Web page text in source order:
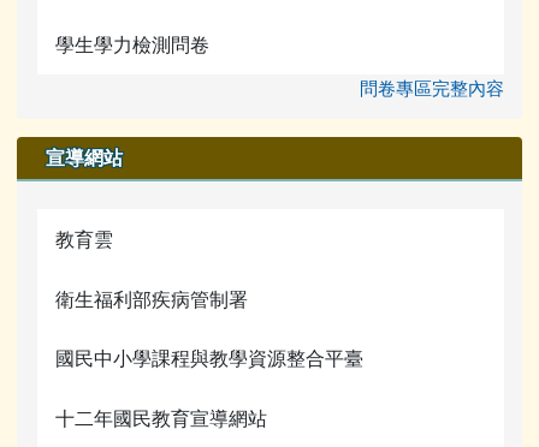
學生學力檢測問卷
問卷專區完整內容
宣導網站
教育雲
衛生福利部疾病管制署
國民中小學課程與教學資源整合平臺
十二年國民教育宣導網站